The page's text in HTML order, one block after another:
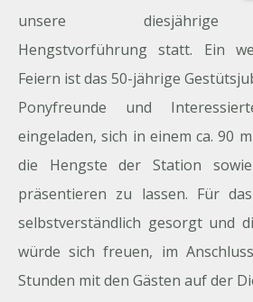
unsere diesjährige
Hengstvorführung statt. Ein
Feiern ist das 50-jährige
Ponyfreunde und
eingeladen, sich in einem ca. 90
die Hengste der Station
präsentieren zu lassen. Für
selbstverständlich gesorgt und
würde sich freuen, im
Stunden mit den Gästen auf der